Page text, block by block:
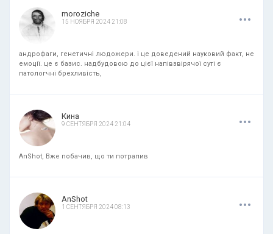
moroziche
15 НОЯБРЯ 2024 21:08 ...
андрофаги, генетичні людожери. і це доведений науковий факт, не
емоції. це є базис. надбудовою до цієї напівзвірячої суті є
патологчні брехливість,
Кина
9 СЕНТЯБРЯ 2024 21:04 ...
AnShot, Вже побачив, що ти потрапив
AnShot
1 СЕНТЯБРЯ 2024 08:13 ...